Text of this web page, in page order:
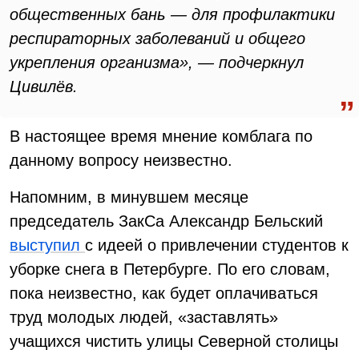
общественных бань — для профилактики
респираторных заболеваний и общего
укрепления организма», — подчеркнул
Цивилёв.
В настоящее время мнение комблага по
данному вопросу неизвестно.
Напомним, в минувшем месяце
председатель ЗакСа Александр Бельский
выступил с идеей о привлечении студентов к
уборке снега в Петербурге. По его словам,
пока неизвестно, как будет оплачиваться
труд молодых людей, «заставлять»
учащихся чистить улицы Северной столицы